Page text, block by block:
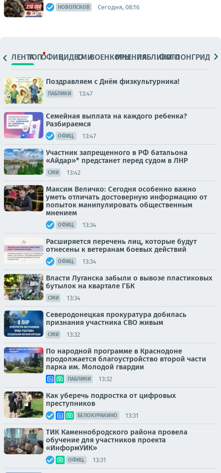
НОВОПСКОВ Сегодня, 08:16
ЛЕНТАТОПОФИЦ.ВИДЕОСМИВОЕНКОРЫМНЕНИЯПАБЛИКИ
ФОТОЛОНГРИДЫ
Поздравляем с Днём физкультурника!
ПАБЛИКИ 13:47
Семейная выплата на каждого ребенка?
Разбираемся
ОФИЦ. 13:47
Участник запрещенного в РФ батальона
«Айдар»* предстанет перед судом в ЛНР
СМИ 13:42
Максим Величко: Сегодня особенно важно
уметь отличать достоверную информацию от
попыток манипулировать общественным
мнением
ОФИЦ. 13:34
Расширяется перечень лиц, которые будут
отнесены к ветеранам боевых действий
ОФИЦ. 13:34
Власти Луганска забыли о вывозе пластиковых
бутылок на квартале ГБК
СМИ 13:34
Северодонецкая прокуратура добилась
признания участника СВО живым
СМИ 13:32
По народной программе в Краснодоне
продолжается благоустройство второй части
парка им. Молодой гвардии
ПАБЛИКИ 13:32
Как уберечь подростка от цифровых
преступников
БЕЛОКУРАКИНО 13:31
ТИК Каменнобродского района провела
обучение для участников проекта
«ИнформУИК»
ОФИЦ. 13:31